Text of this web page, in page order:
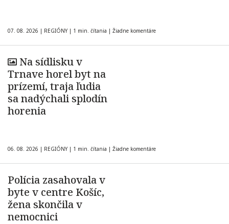
07. 08. 2026 | REGIÓNY | 1 min. čítania | Žiadne komentáre
Na sídlisku v
Trnave horel byt na
prízemí, traja ľudia
sa nadýchali splodín
horenia
06. 08. 2026 | REGIÓNY | 1 min. čítania | Žiadne komentáre
Polícia zasahovala v
byte v centre Košíc,
žena skončila v
nemocnici